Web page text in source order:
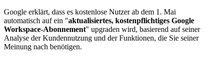
Google erklärt, dass es kostenlose Nutzer ab dem 1. Mai
automatisch auf ein "aktualisiertes, kostenpflichtiges Google
Workspace-Abonnement" upgraden wird, basierend auf seiner
Analyse der Kundennutzung und der Funktionen, die Sie seiner
Meinung nach benötigen.